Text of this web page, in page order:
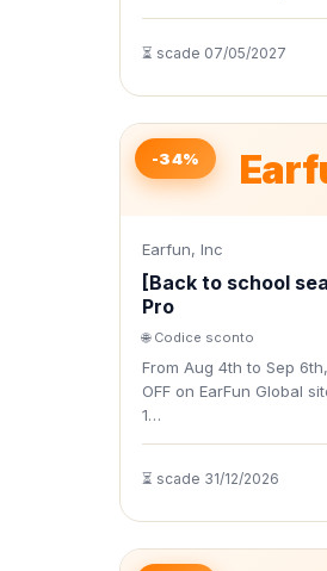
⏳ scade 07/05/2027
-34%
Earfun, Inc
[Back to school
Pro
🌐 Codice sconto
From Aug 4th to Sep
OFF on EarFun Global
1…
⏳ scade 31/12/2026